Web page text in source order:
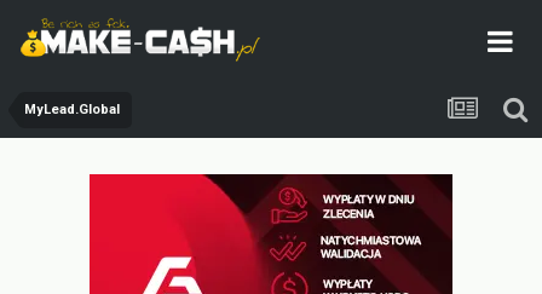
MyLead.Global